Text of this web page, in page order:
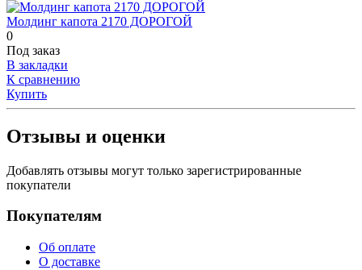
Молдинг капота 2170 ДОРОГОЙ
0
Под заказ
В закладки
К сравнению
Купить
Отзывы и оценки
Добавлять отзывы могут только зарегистрированные
покупатели
Покупателям
Об оплате
О доставке